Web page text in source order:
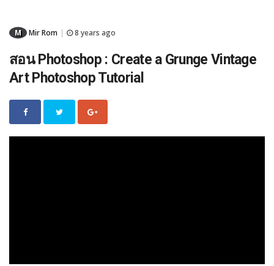
M Mir Rom 8 years ago
สอน Photoshop : Create a Grunge Vintage
Art Photoshop Tutorial